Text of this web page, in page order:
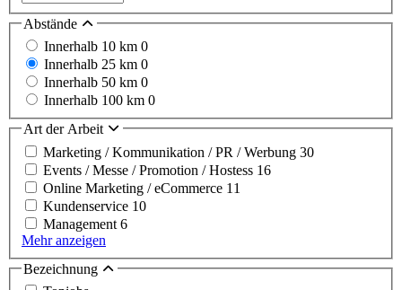
Abstände
Innerhalb 10 km 0
Innerhalb 25 km 0
Innerhalb 50 km 0
Innerhalb 100 km 0
Art der Arbeit
Marketing / Kommunikation / PR / Werbung 30
Events / Messe / Promotion / Hostess 16
Online Marketing / eCommerce 11
Kundenservice 10
Management 6
Mehr anzeigen
Bezeichnung